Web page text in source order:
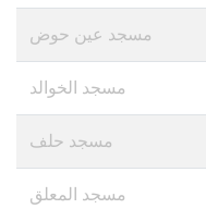
مسجد عين حوض
مسجد الخوالد
مسجد حلف
مسجد المعلق